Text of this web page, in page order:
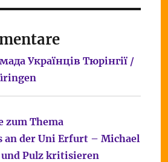
Українців Тюрінгії /
zum Thema
an der Uni Erfurt – Michael
und Pulz kritisieren